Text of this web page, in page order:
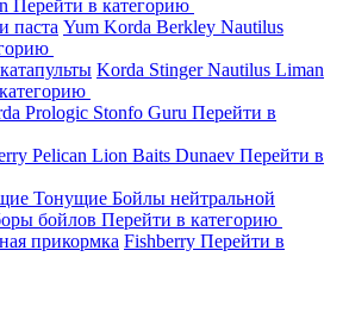
Перейти в категорию
паста Yum Korda Berkley Nautilus
Korda StingerNautilus Liman
Prologic Stonfo Guru Перейти в
Pelican Lion Baits Dunaev Перейти в
Тонущие Бойлы нейтральной
бойлов Перейти в категорию
прикормка Fishberry Перейти в